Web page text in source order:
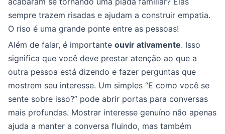
sempre trazem risadas e ajudam a construir empatia.
O riso é uma grande ponte entre as pessoas!
Além de falar, é importante ouvir ativamente. Isso
significa que você deve prestar atenção ao que a
outra pessoa está dizendo e fazer perguntas que
mostrem seu interesse. Um simples “E como você se
sente sobre isso?” pode abrir portas para conversas
mais profundas. Mostrar interesse genuíno não apenas
ajuda a manter a conversa fluindo, mas também